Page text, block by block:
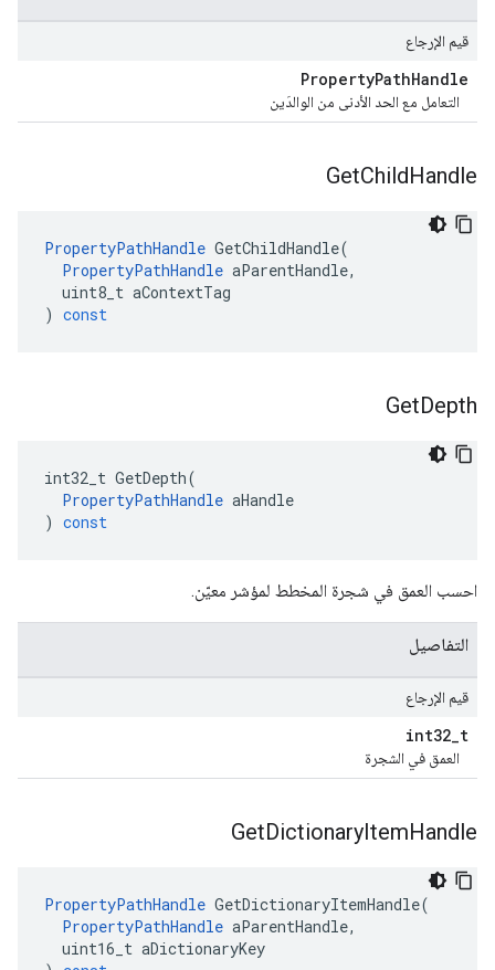
قيم الإرجاع
PropertyPathHandle
التعامل مع الحد الأدنى من الوالدَين
GetChildHandle
PropertyPathHandle GetChildHandle(
PropertyPathHandle aParentHandle,
uint8_t aContextTag
) const
GetDepth
int32_t GetDepth(
PropertyPathHandle aHandle
) const
احسب العمق في شجرة المخطط لمؤشر معيّن.
التفاصيل
قيم الإرجاع
int32_t
العمق في الشجرة
GetDictionaryItemHandle
PropertyPathHandle GetDictionaryItemHandle(
PropertyPathHandle aParentHandle,
uint16_t aDictionaryKey